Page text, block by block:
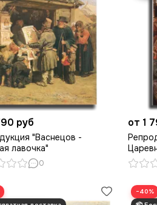
руб
"Васнецов -
лавочка"
0
от 1
−40%